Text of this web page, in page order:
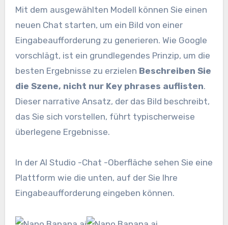
Mit dem ausgewählten Modell können Sie einen
neuen Chat starten, um ein Bild von einer
Eingabeaufforderung zu generieren. Wie Google
vorschlägt, ist ein grundlegendes Prinzip, um die
besten Ergebnisse zu erzielen Beschreiben Sie
die Szene, nicht nur Key phrases auflisten.
Dieser narrative Ansatz, der das Bild beschreibt,
das Sie sich vorstellen, führt typischerweise
überlegene Ergebnisse.
In der AI Studio -Chat -Oberfläche sehen Sie eine
Plattform wie die unten, auf der Sie Ihre
Eingabeaufforderung eingeben können.